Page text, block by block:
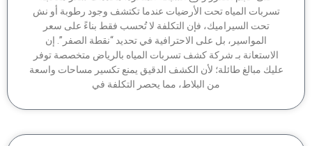
المياه تحت الأرضيات عندما تكتشف وجود رطوبة أو نش
تحت السيراميك، فإن التكلفة لا تُحسب فقط بناءً على سعر
المواسير، بل على الاحترافية في تحديد “نقطة الصفر”. إن
بـ شركة كشف تسربات المياه بالرياض متخصصة توفر
مبالغ طائلة؛ لأن الكشف الدقيق يمنع تكسير مساحات واسعة
من البلاط، مما يحصر التكلفة في